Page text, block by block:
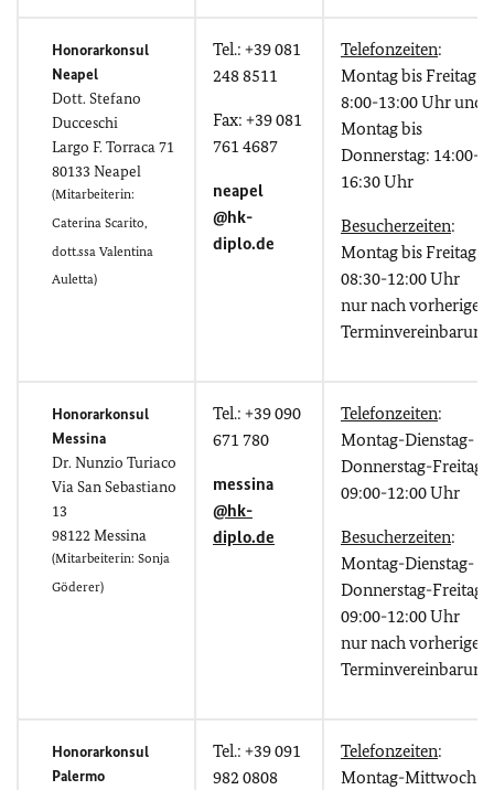
Honorarkonsul
Neapel
Dott. Stefano
Ducceschi
Largo F. Torraca 71
80133 Neapel
(Mitarbeiterin:
Caterina Scarito,
dott.ssa Valentina
Auletta)
Tel.: +39 081
248 8511
Fax: +39 081
761 4687
neapel
@hk-
diplo.de
Telefonzeiten:
Montag bis Freitag:
8:00-13:00 Uhr und
Montag bis
Donnerstag: 14:00-
16:30 Uhr
Besucherzeiten:
Montag bis Freitag:
08:30-12:00 Uhr
nur nach vorheriger
Terminvereinbarung
Honorarkonsul
Messina
Dr. Nunzio Turiaco
Via San Sebastiano
13
98122 Messina
(Mitarbeiterin: Sonja
Göderer)
Tel.: +39 090
671 780
messina
@hk-
diplo.de
Telefonzeiten:
Montag-Dienstag-
Donnerstag-Freitag:
09:00-12:00 Uhr
Besucherzeiten:
Montag-Dienstag-
Donnerstag-Freitag:
09:00-12:00 Uhr
nur nach vorheriger
Terminvereinbarung
Honorarkonsul
Palermo
Tel.: +39 091
982 0808
Telefonzeiten:
Montag-Mittwoch-